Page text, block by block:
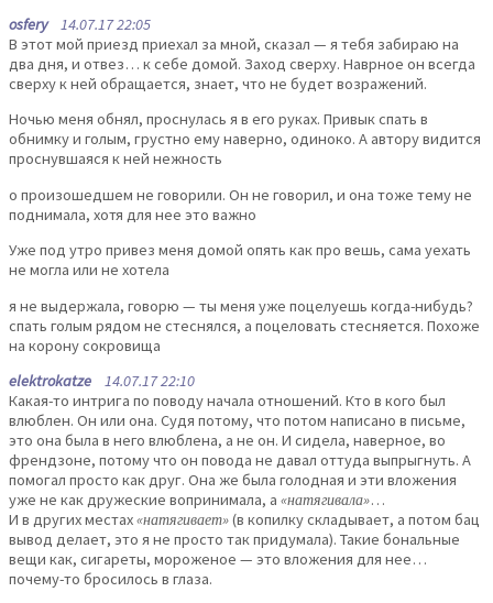
osfery14.07.17 22:05
В этот мой приезд приехал за мной, сказал — я тебя забираю на
два дня, и отвез… к себе домой. Заход сверху. Наврное он всегда
сверху к ней обращается, знает, что не будет возражений.
Ночью меня обнял, проснулась я в его руках. Привык спать в
обнимку и голым, грустно ему наверно, одиноко. А автору видится
проснувшаяся к ней нежность
о произошедшем не говорили. Он не говорил, и она тоже тему не
поднимала, хотя для нее это важно
Уже под утро привез меня домой опять как про вешь, сама уехать
не могла или не хотела
я не выдержала, говорю — ты меня уже поцелуешь когда-нибудь?
спать голым рядом не стеснялся, а поцеловать стесняется. Похоже
на корону сокровища
elektrokatze 14.07.17 22:10
Какая-то интрига по поводу начала отношений. Кто в кого был
влюблен. Он или она. Судя потому, что потом написано в письме,
это она была в него влюблена, а не он. И сидела, наверное, во
френдзоне, потому что он повода не давал оттуда выпрыгнуть. А
помогал просто как друг. Она же была голодная и эти вложения
уже не как дружеские вопринимала, а «натягивала»…
И в других местах«натягивает»(в копилку складывает, а потом бац
вывод делает, это я не просто так придумала). Такие бональные
вещи как, сигареты, мороженое — это вложения для нее…
почему-то бросилось в глаза.